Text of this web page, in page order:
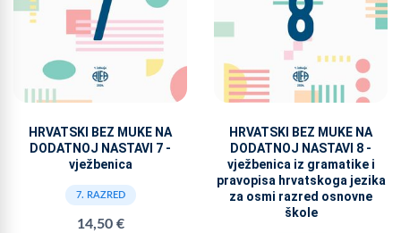
HRVATSKI BEZ MUKE NA
DODATNOJ NASTAVI 7 -
vježbenica
7. RAZRED
14,50 €
HRVATSKI BEZ MUKE NA
DODATNOJ NASTAVI 8 -
vježbenica iz gramatike i
pravopisa hrvatskoga jezika
za osmi razred osnovne
škole